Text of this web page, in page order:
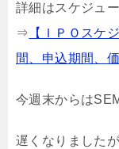
詳細はスケジュ
⇒ 【ＩＰＯスケ
間、申込期間、
今週末からは
遅くなりました